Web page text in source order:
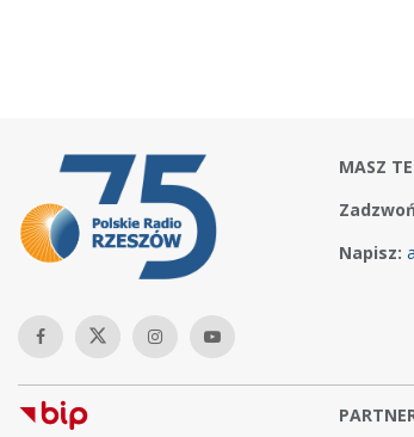
MASZ
Napisz: